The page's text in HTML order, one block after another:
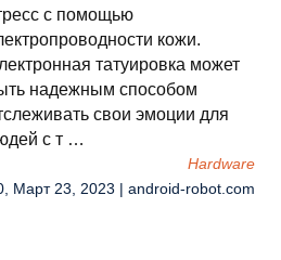
с помощью
кожи.
татуировка может
надежным способом
свои эмоции для
с т …
Hardware
Март 23, 2023 | android-robot.com